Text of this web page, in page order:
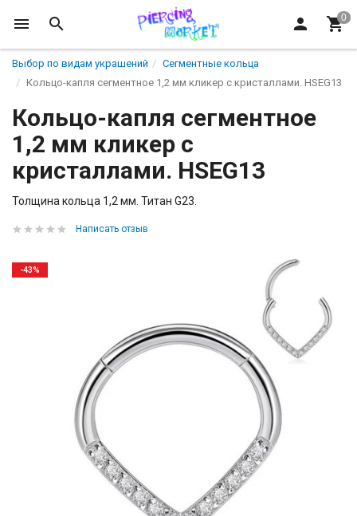
Выбор по видам украшений
Сегментные кольца
Кольцо-капля сегментное 1,2 мм кликер с кристаллами. HSEG13
Кольцо-капля сегментное
1,2 мм кликер с
кристаллами. HSEG13
Толщина кольца 1,2 мм. Титан G23.
Написать отзыв
-43%